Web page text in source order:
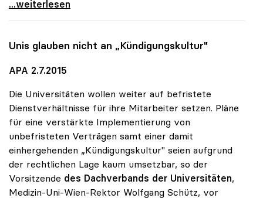
Schmidinger: Uni-Zusatzmittel schrumpfen laufend
...weiterlesen
Unis glauben nicht an „Kündigungskultur"
APA 2.7.2015
Die Universitäten wollen weiter auf befristete
Dienstverhältnisse für ihre Mitarbeiter setzen. Pläne
für eine verstärkte Implementierung von
unbefristeten Verträgen samt einer damit
einhergehenden „Kündigungskultur" seien aufgrund
der rechtlichen Lage kaum umsetzbar, so der
Vorsitzende des Dachverbands der Universitäten,
Medizin-Uni-Wien-Rektor Wolfgang Schütz, vor